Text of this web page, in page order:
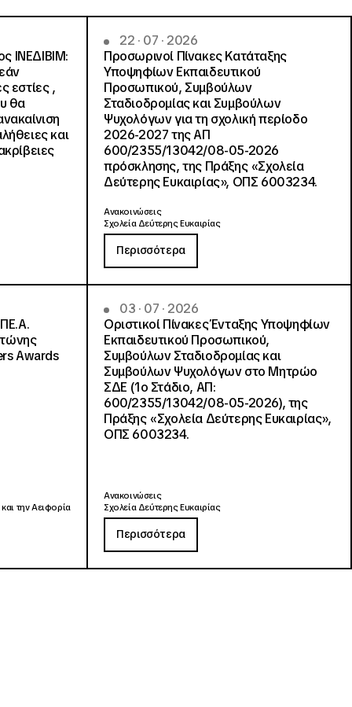
ΙΝΕΔΙΒΙΜ:
εστίες ,
θα
και
22 · 07 · 2026
Προσωρινοί Πίνακες Κατάταξης
Υποψηφίων Εκπαιδευτικού
Προσωπικού, Συμβούλων
Σταδιοδρομίας και Συμβούλων
Ψυχολόγων για τη σχολική περίοδο
2026-2027 της ΑΠ
600/2355/13042/08-05-2026
πρόσκλησης, της Πράξης «Σχολεία
Δεύτερης Ευκαιρίας», ΟΠΣ 6003234.
Ανακοινώσεις
Σχολεία Δεύτερης Ευκαιρίας
Περισσότερα
Awards
την Αειφορία
03 · 07 · 2026
Οριστικοί Πίνακες Ένταξης Υποψηφίων
Εκπαιδευτικού Προσωπικού,
Συμβούλων Σταδιοδρομίας και
Συμβούλων Ψυχολόγων στο Μητρώο
ΣΔΕ (1ο Στάδιο, ΑΠ:
600/2355/13042/08-05-2026), της
Πράξης «Σχολεία Δεύτερης Ευκαιρίας»,
ΟΠΣ 6003234.
Ανακοινώσεις
Σχολεία Δεύτερης Ευκαιρίας
Περισσότερα